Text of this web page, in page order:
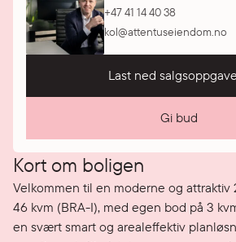
+47 41 14 40 38
kol@attentuseiendom.no
Last ned salgsoppgave
Gi bud
Kort om boligen
Velkommen til en moderne og attraktiv
46 kvm (BRA-I), med egen bod på 3
en svært smart og arealeffektiv